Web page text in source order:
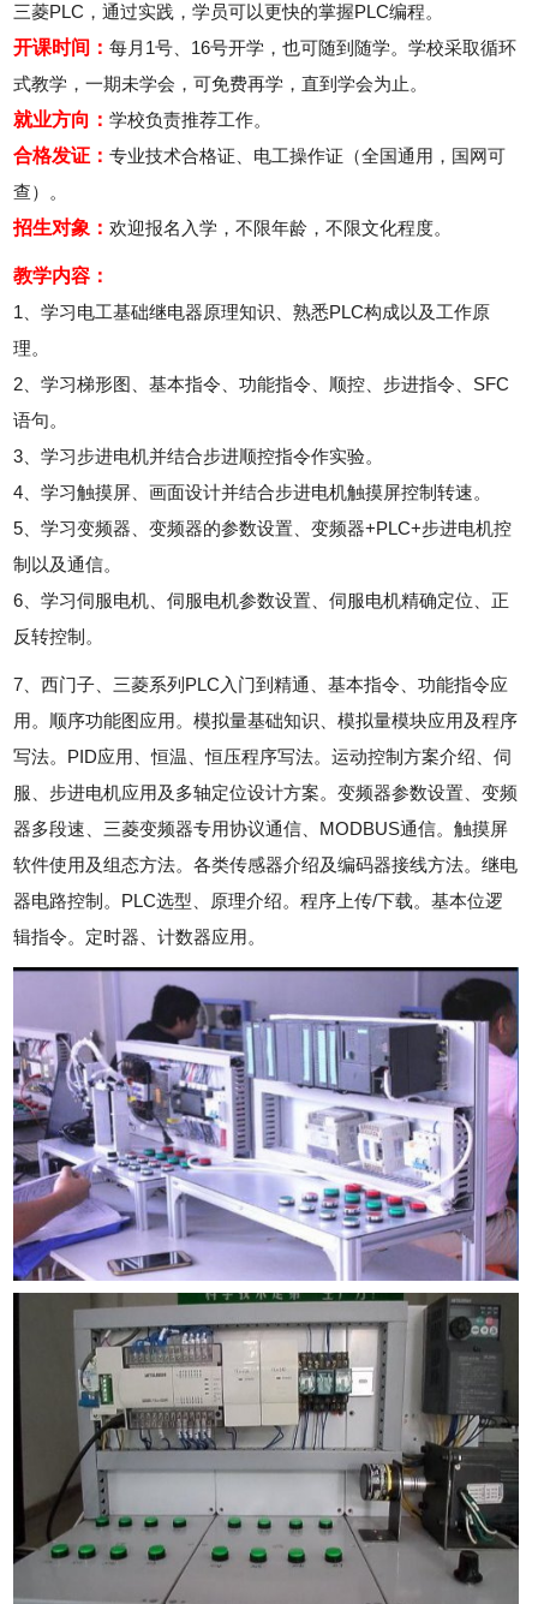
三菱PLC，通过实践，学员可以更快的掌握PLC编程。
开课时间：每月1号、16号开学，也可随到随学。学校采取循环
式教学，一期未学会，可免费再学，直到学会为止。
就业方向：学校负责推荐工作。
合格发证：专业技术合格证、电工操作证（全国通用，国网可
查）。
招生对象：欢迎报名入学，不限年龄，不限文化程度。
教学内容：
1、学习电工基础继电器原理知识、熟悉PLC构成以及工作原
理。
2、学习梯形图、基本指令、功能指令、顺控、步进指令、SFC
语句。
3、学习步进电机并结合步进顺控指令作实验。
4、学习触摸屏、画面设计并结合步进电机触摸屏控制转速。
5、学习变频器、变频器的参数设置、变频器+PLC+步进电机控
制以及通信。
6、学习伺服电机、伺服电机参数设置、伺服电机精确定位、正
反转控制。
7、西门子、三菱系列PLC入门到精通、基本指令、功能指令应
用。顺序功能图应用。模拟量基础知识、模拟量模块应用及程序
写法。PID应用、恒温、恒压程序写法。运动控制方案介绍、伺
服、步进电机应用及多轴定位设计方案。变频器参数设置、变频
器多段速、三菱变频器专用协议通信、MODBUS通信。触摸屏
软件使用及组态方法。各类传感器介绍及编码器接线方法。继电
器电路控制。PLC选型、原理介绍。程序上传/下载。基本位逻
辑指令。定时器、计数器应用。